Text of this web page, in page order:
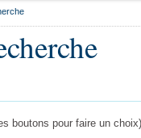
boutons pour faire un choix)